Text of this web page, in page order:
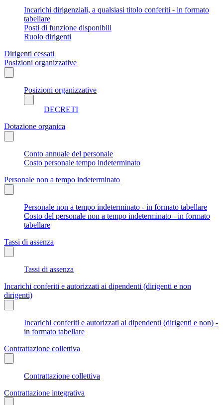
Incarichi dirigenziali, a qualsiasi titolo conferiti - in formato
tabellare
Posti di funzione disponibili
Ruolo dirigenti
Dirigenti cessati
Posizioni organizzative
Posizioni organizzative
DECRETI
Dotazione organica
Conto annuale del personale
Costo personale tempo indeterminato
Personale non a tempo indeterminato
Personale non a tempo indeterminato - in formato tabellare
Costo del personale non a tempo indeterminato - in formato
tabellare
Tassi di assenza
Tassi di assenza
Incarichi conferiti e autorizzati ai dipendenti (dirigenti e non
dirigenti)
Incarichi conferiti e autorizzati ai dipendenti (dirigenti e non) -
in formato tabellare
Contrattazione collettiva
Contrattazione collettiva
Contrattazione integrativa